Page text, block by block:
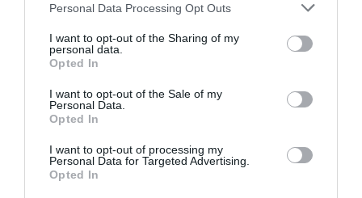
Personal Data Processing Opt Outs
I want to opt-out of the Sharing of my
personal data.
Opted In
I want to opt-out of the Sale of my
Personal Data.
Opted In
I want to opt-out of processing my
Personal Data for Targeted Advertising.
Opted In
2Playbook Club2P